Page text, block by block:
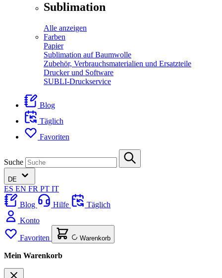
Sublimation
Alle anzeigen
Farben
Papier
Sublimation auf Baumwolle
Zubehör, Verbrauchsmaterialien und Ersatzteile
Drucker und Software
SUBLI-Druckservice
Blog
Täglich
Favoriten
Suche
DE
ES EN FR PT IT
Blog
Hilfe
Täglich
Konto
Favoriten Warenkorb
Mein Warenkorb